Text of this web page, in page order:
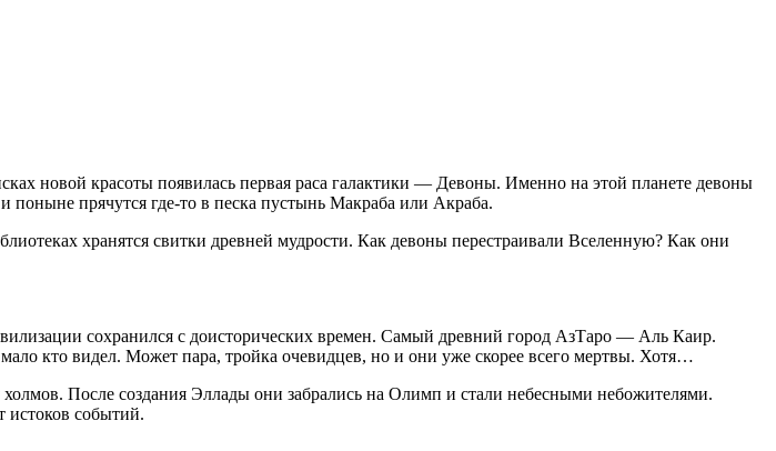
новой красоты появилась первая раса галактики — Девоны. Именно на этой планете девоны
поныне прячутся где-то в песка пустынь Макраба или Акраба.
хранятся свитки древней мудрости. Как девоны перестраивали Вселенную? Как они
сохранился с доисторических времен. Самый древний город АзТаро — Аль Каир.
кто видел. Может пара, тройка очевидцев, но и они уже скорее всего мертвы. Хотя…
После создания Эллады они забрались на Олимп и стали небесными небожителями.
истоков событий.